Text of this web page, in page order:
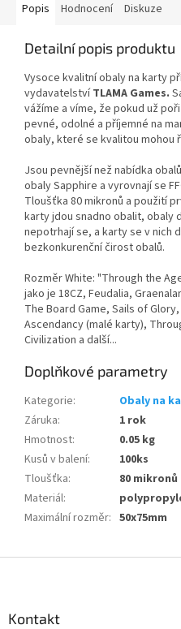
Popis Hodnocení Diskuze
Detailní popis produktu
Vysoce kvalitní obaly na karty
vydavatelství TLAMA Games.
vážíme a víme, že pokud už
pevné, odolné a příjemné na
obaly, které se kvalitou mohou
Jsou pevnější než nabídka
obaly Sapphire a vyrovnají se
Tloušťka 80 mikronů a použití
karty jdou snadno obalit, obaly
nepotrhají se, a karty se v nich
bezkonkurenční čirost obalů.
Rozměr White: "Through the
jako je 18CZ, Feudalia,
The Board Game, Sails of
Ascendancy (malé karty),
Civilization a další...
Doplňkové parametry
Kategorie:
Obaly na
Záruka:
1 rok
Hmotnost:
0.05 kg
Kusů v balení:
100ks
Tloušťka:
80 mikronů
Materiál:
Maximální rozměr: 50x75mm
Kontakt